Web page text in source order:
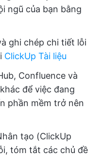
ngũ của bạn bằng
ghi chép chi tiết lỗi
ClickUp Tài liệu
Confluence và
để việc đang
phần mềm trở nên
tạo (ClickUp
tóm tắt các chủ đề